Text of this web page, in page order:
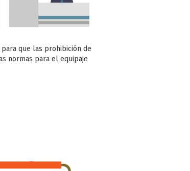
que las prohibición de
normas para el equipaje